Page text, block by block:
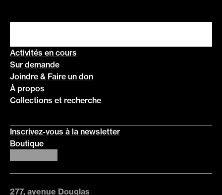
Activités en cours
Sur demande
Joindre & Faire un don
À propos
Collections et recherche
Inscrivez-vous à la newsletter
Boutique
277, avenue Douglas